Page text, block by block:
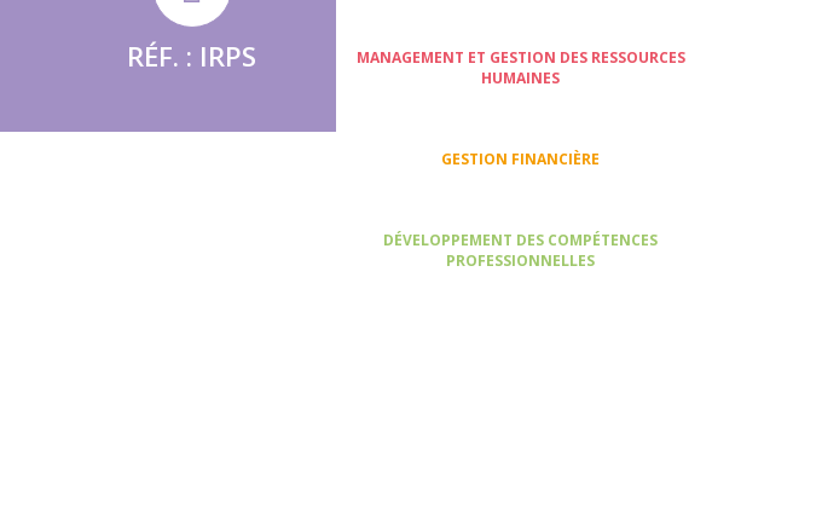
RÉF. : IRPS
MANAGEMENT ET GESTION DES RESSOURCES
HUMAINES
GESTION FINANCIÈRE
DÉVELOPPEMENT DES COMPÉTENCES
PROFESSIONNELLES